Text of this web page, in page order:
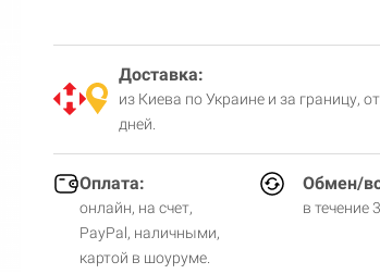
Доставка:
из Киева по Украине и за границу,
дней.
Оплата:
онлайн, на счет,
PayPal, наличными,
картой в шоуруме.
Обмен/
в течение